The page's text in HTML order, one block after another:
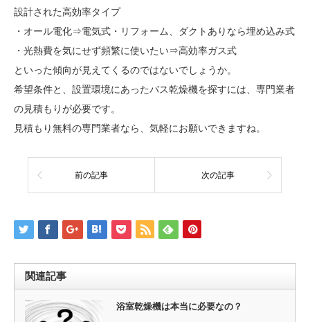
設計された高効率タイプ
・オール電化⇒電気式・リフォーム、ダクトありなら埋め込み式
・光熱費を気にせず頻繁に使いたい⇒高効率ガス式
といった傾向が見えてくるのではないでしょうか。
希望条件と、設置環境にあったバス乾燥機を探すには、専門業者
の見積もりが必要です。
見積もり無料の専門業者なら、気軽にお願いできますね。
前の記事 次の記事
関連記事
浴室乾燥機は本当に必要なの？